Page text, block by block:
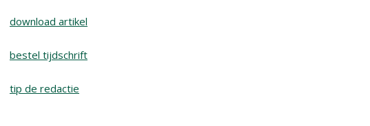
download artikel
bestel tijdschrift
tip de redactie